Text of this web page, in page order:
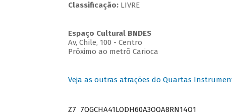
Classificação:LIVRE
Espaço Cultural BNDES
Av, Chile, 100 - Centro
Próximo ao metrô Carioca
Veja as outras atrações do Quartas
Z7_7QGCHA41LODH60A3OQA8RN14Q1